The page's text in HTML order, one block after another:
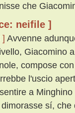
che
neifile ]
] Avvenne
Giacomino
compose
l'uscio
a
sí, che